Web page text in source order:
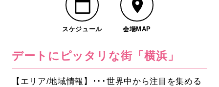
スケジュール 会場MAP
デートにピッタリな街「横浜」
【エリア/地域情報】･･･世界中から注目を集める